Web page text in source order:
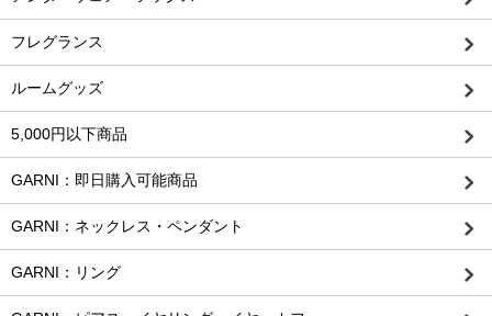
フレグランス
ルームグッズ
5,000円以下商品
GARNI：即日購入可能商品
GARNI：ネックレス・ペンダント
GARNI：リング